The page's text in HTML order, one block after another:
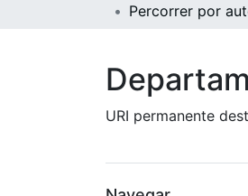
Percorrer por
URI permanente